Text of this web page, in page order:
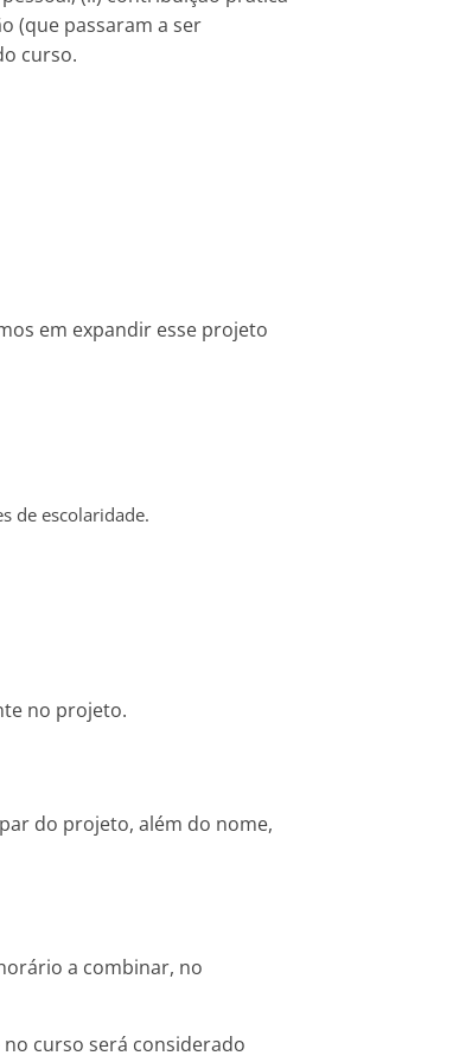
(que passaram a ser
curso.
em expandir esse projeto
de escolaridade.
no projeto.
do projeto, além do nome,
a combinar, no
curso será considerado